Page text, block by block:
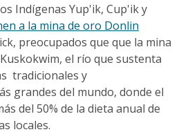
Indígenas Yup'ik, Cup'ik y
a la mina de oro Donlin
preocupados que que la mina
el río que sustenta
tradicionales y
grandes del mundo, donde el
del 50% de la dieta anual de
locales.